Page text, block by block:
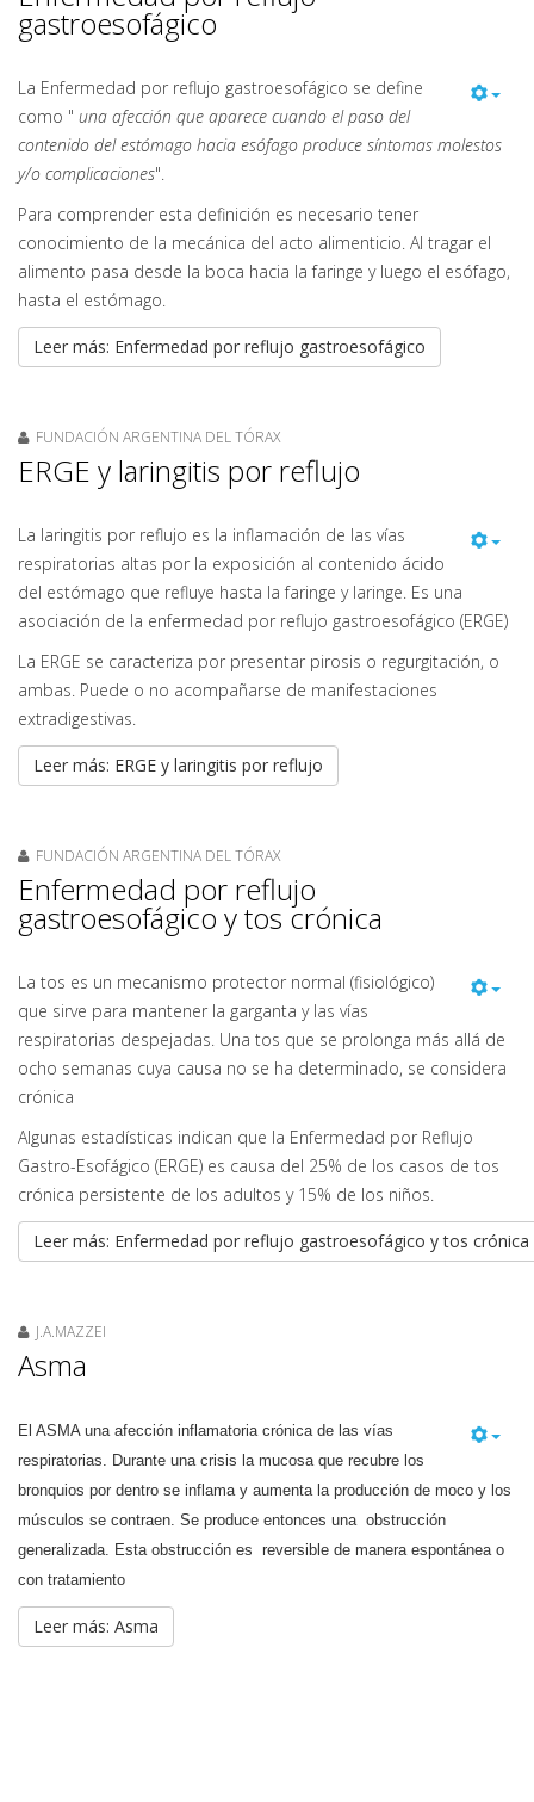
gastroesofágico
La Enfermedad por reflujo gastroesofágico se define
como " una afección que aparece cuando el paso del
contenido del estómago hacia esófago produce síntomas molestos
y/o complicaciones".
Para comprender esta definición es necesario tener
conocimiento de la mecánica del acto alimenticio. Al tragar el
alimento pasa desde la boca hacia la faringe y luego el esófago,
hasta el estómago.
Leer más: Enfermedad por reflujo gastroesofágico
FUNDACIÓN ARGENTINA DEL TÓRAX
ERGE y laringitis por reflujo
La laringitis por reflujo es la inflamación de las vías
respiratorias altas por la exposición al contenido ácido
del estómago que refluye hasta la faringe y laringe. Es una
asociación de la enfermedad por reflujo gastroesofágico (ERGE)
La ERGE se caracteriza por presentar pirosis o regurgitación, o
ambas. Puede o no acompañarse de manifestaciones
extradigestivas.
Leer más: ERGE y laringitis por reflujo
FUNDACIÓN ARGENTINA DEL TÓRAX
Enfermedad por reflujo
gastroesofágico y tos crónica
La tos es un mecanismo protector normal (fisiológico)
que sirve para mantener la garganta y las vías
respiratorias despejadas. Una tos que se prolonga más allá de
ocho semanas cuya causa no se ha determinado, se considera
crónica
Algunas estadísticas indican que la Enfermedad por Reflujo
Gastro-Esofágico (ERGE) es causa del 25% de los casos de tos
crónica persistente de los adultos y 15% de los niños.
Leer más: Enfermedad por reflujo gastroesofágico y tos crónica
J.A.MAZZEI
Asma
El ASMA una afección inflamatoria crónica de las vías
respiratorias. Durante una crisis la mucosa que recubre los
bronquios por dentro se inflama y aumenta la producción de moco y los
músculos se contraen. Se produce entonces una obstrucción
generalizada. Esta obstrucción es reversible de manera espontánea o
con tratamiento
Leer más: Asma